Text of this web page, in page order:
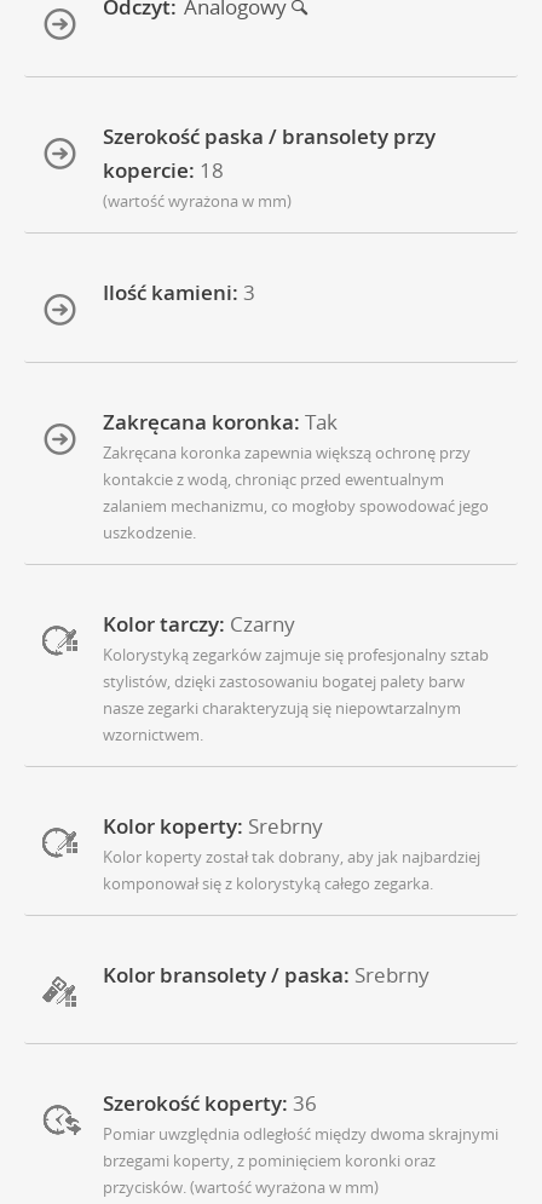
Odczyt: Analogowy
Szerokość paska / bransolety przy
kopercie: 18
(wartość wyrażona w mm)
Ilość kamieni: 3
Zakręcana koronka: Tak
Zakręcana koronka zapewnia większą ochronę przy
kontakcie z wodą, chroniąc przed ewentualnym
zalaniem mechanizmu, co mogłoby spowodować jego
uszkodzenie.
Kolor tarczy: Czarny
Kolorystyką zegarków zajmuje się profesjonalny sztab
stylistów, dzięki zastosowaniu bogatej palety barw
nasze zegarki charakteryzują się niepowtarzalnym
wzornictwem.
Kolor koperty: Srebrny
Kolor koperty został tak dobrany, aby jak najbardziej
komponował się z kolorystyką całego zegarka.
Kolor bransolety / paska: Srebrny
Szerokość koperty: 36
Pomiar uwzględnia odległość między dwoma skrajnymi
brzegami koperty, z pominięciem koronki oraz
przycisków. (wartość wyrażona w mm)